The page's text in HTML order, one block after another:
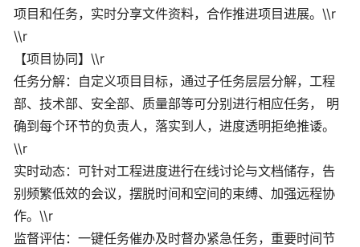
项目和任务，实时分享文件资料，合作推进项目进展。\\r
\\r
【项目协同】\\r
任务分解：自定义项目目标，通过子任务层层分解，工程
部、技术部、安全部、质量部等可分别进行相应任务， 明
确到每个环节的负责人，落实到人，进度透明拒绝推诿。
\\r
实时动态：可针对工程进度进行在线讨论与文档储存，告
别频繁低效的会议，摆脱时间和空间的束缚、加强远程协
作。\\r
监督评估：一键任务催办及时督办紧急任务，重要时间节